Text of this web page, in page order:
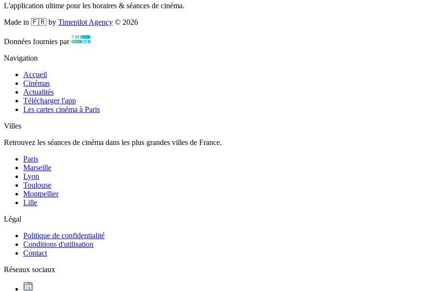
L'application ultime pour les horaires & séances de cinéma.
Made in 🇫🇷 by Timepilot Agency © 2026
Données fournies par
Navigation
Accueil
Cinémas
Actualités
Télécharger l'app
Les cartes cinéma à Paris
Villes
Retrouvez les séances de cinéma dans les plus grandes villes de France.
Paris
Marseille
Lyon
Toulouse
Montpellier
Lille
Légal
Politique de confidentialité
Conditions d'utilisation
Contact
Réseaux sociaux